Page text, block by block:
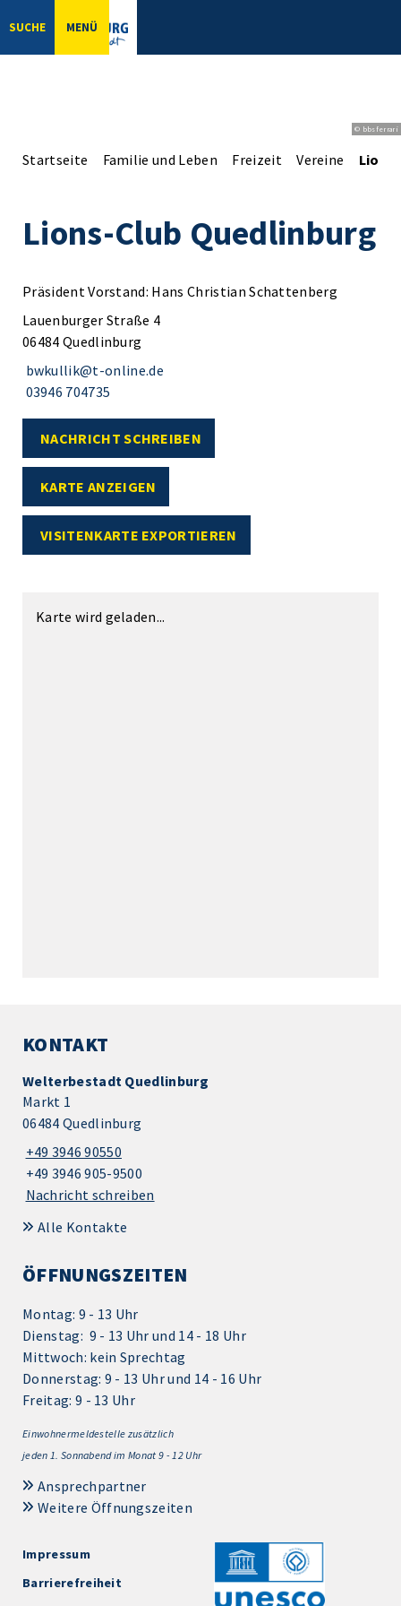
SUCHE MENÜ
© bbsferrari
Startseite Familie und Leben Freizeit Vereine
Lions-Club Quedlinburg
Präsident Vorstand: Hans Christian Schattenberg
Lauenburger Straße 4
06484 Quedlinburg
bwkullik@t-online.de
03946 704735
NACHRICHT SCHREIBEN
KARTE ANZEIGEN
VISITENKARTE EXPORTIEREN
Karte wird geladen...
KONTAKT
Welterbestadt Quedlinburg
Markt 1
06484 Quedlinburg
+49 3946 90550
+49 3946 905-9500
Nachricht schreiben
Alle Kontakte
ÖFFNUNGSZEITEN
Montag: 9 - 13 Uhr
Dienstag: 9 - 13 Uhr und 14 - 18 Uhr
Mittwoch: kein Sprechtag
Donnerstag: 9 - 13 Uhr und 14 - 16 Uhr
Freitag: 9 - 13 Uhr
Einwohnermeldestelle zusätzlich
jeden 1. Sonnabend im Monat 9 - 12 Uhr
Ansprechpartner
Weitere Öffnungszeiten
Impressum
Barrierefreiheit